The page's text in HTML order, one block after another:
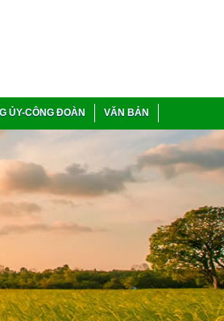
ỦY-CÔNG ĐOÀN VĂN BẢN